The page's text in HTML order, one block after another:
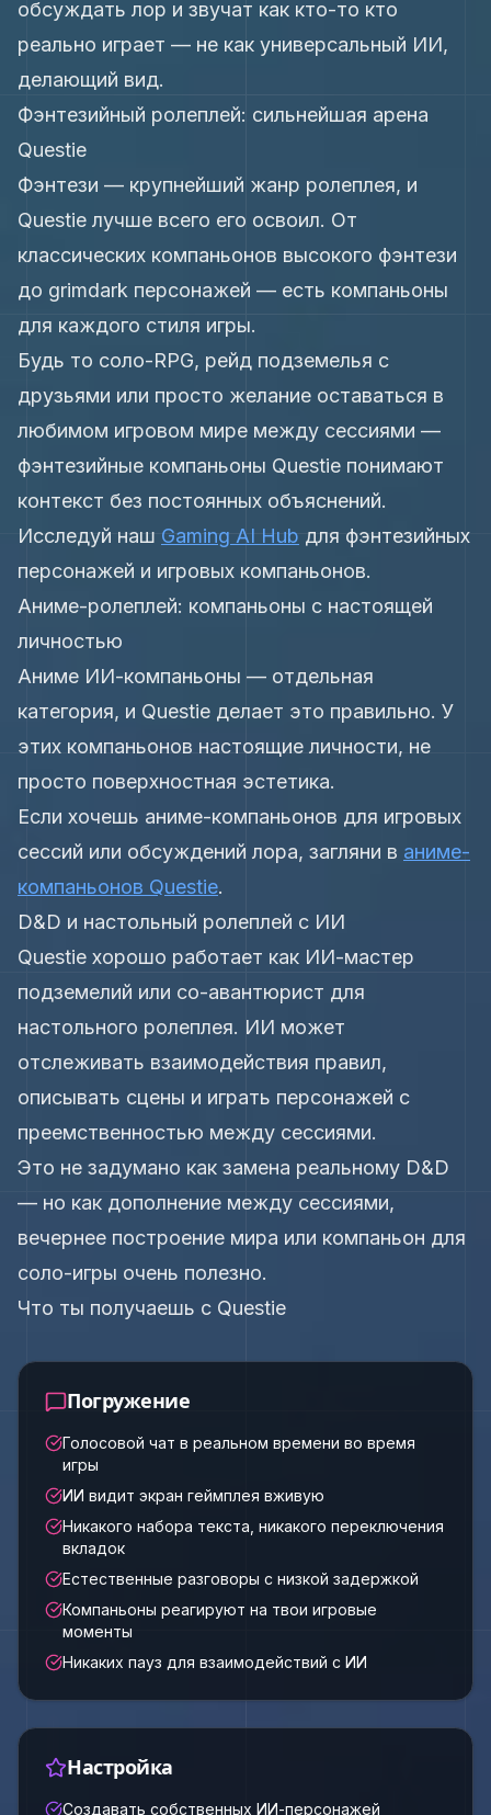
обсуждать лор и звучат как кто-то кто
реально играет — не как универсальный ИИ,
делающий вид.
Фэнтезийный ролеплей: сильнейшая арена
Questie
Фэнтези — крупнейший жанр ролеплея, и
Questie лучше всего его освоил. От
классических компаньонов высокого фэнтези
до grimdark персонажей — есть компаньоны
для каждого стиля игры.
Будь то соло-RPG, рейд подземелья с
друзьями или просто желание оставаться в
любимом игровом мире между сессиями —
фэнтезийные компаньоны Questie понимают
контекст без постоянных объяснений.
Исследуй наш Gaming AI Hub для фэнтезийных
персонажей и игровых компаньонов.
Аниме-ролеплей: компаньоны с настоящей
личностью
Аниме ИИ-компаньоны — отдельная
категория, и Questie делает это правильно. У
этих компаньонов настоящие личности, не
просто поверхностная эстетика.
Если хочешь аниме-компаньонов для игровых
сессий или обсуждений лора, загляни в аниме-
компаньонов Questie.
D&D и настольный ролеплей с ИИ
Questie хорошо работает как ИИ-мастер
подземелий или со-авантюрист для
настольного ролеплея. ИИ может
отслеживать взаимодействия правил,
описывать сцены и играть персонажей с
преемственностью между сессиями.
Это не задумано как замена реальному D&D
— но как дополнение между сессиями,
вечернее построение мира или компаньон для
соло-игры очень полезно.
Что ты получаешь с Questie
Погружение
Голосовой чат в реальном времени во время
игры
ИИ видит экран геймплея вживую
Никакого набора текста, никакого переключения
вкладок
Естественные разговоры с низкой задержкой
Компаньоны реагируют на твои игровые
моменты
Никаких пауз для взаимодействий с ИИ
Настройка
Создавать собственных ИИ-персонажей